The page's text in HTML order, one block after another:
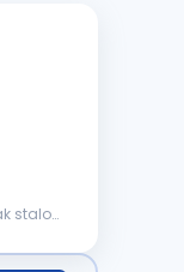
stalo.